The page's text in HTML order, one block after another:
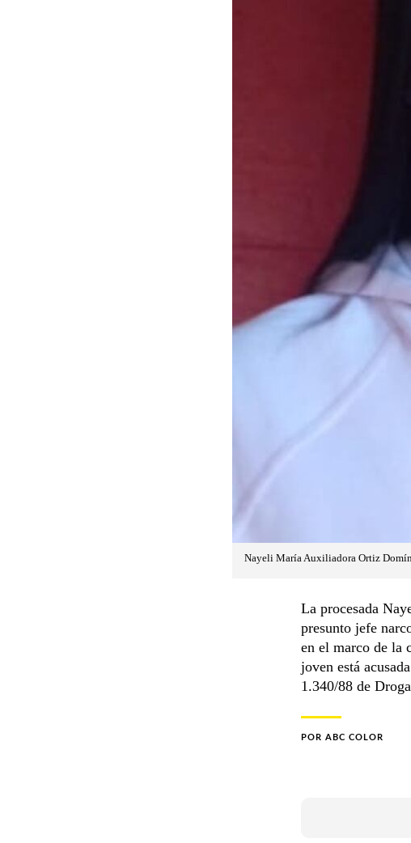
Nayeli María Auxiliadora Ortiz
La procesada
presunto jefe
en el marco de la
joven está
1.340/88 de
POR ABC COLOR